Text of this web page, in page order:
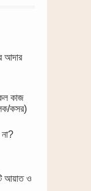
আদার
কাজ
কসর)
না?
আয়াত ও